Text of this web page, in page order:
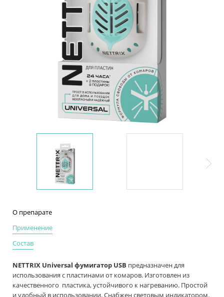
Инсектициды
(от комаров в доме)
ЛИНЕЙКИ
Формула универсального действия
Формула бережного действия
О препарате
Применение
Состав
NETTRIX Universal фумигатор USB предназначен для
использования с пластинами от комаров. Изготовлен из
качественного пластика, устойчивого к нагреванию. Простой